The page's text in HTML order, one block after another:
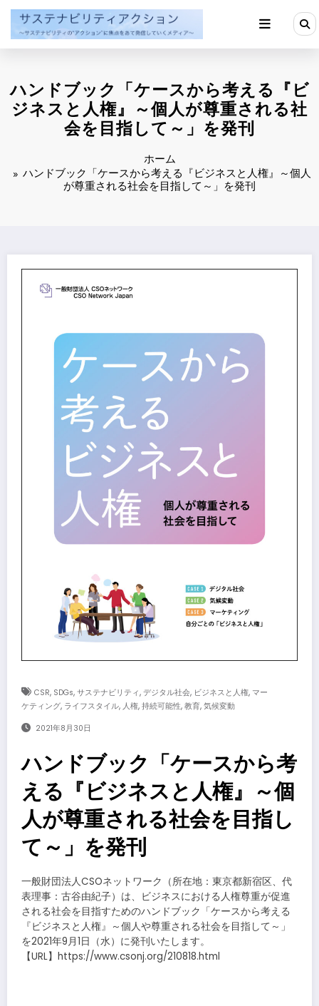
ン
ハンドブック「ケースから考える『ビ
ジネスと人権』～個人が尊重される社
会を目指して～」を発刊
ホーム
ハンドブック「ケースから考える『ビジネスと人権』～個人
が尊重される社会を目指して～」を発刊
CSR, SDGs, サステナビリティ, デジタル社会, ビジネスと人権, マー
ケティング, ライフスタイル, 人権, 持続可能性, 教育, 気候変動
2021年8月30日
ハンドブック「ケースから考
える『ビジネスと人権』～個
人が尊重される社会を目指し
て～」を発刊
一般財団法人CSOネットワーク（所在地：東京都新宿区、代
表理事：古谷由紀子）は、ビジネスにおける人権尊重が促進
される社会を目指すためのハンドブック「ケースから考える
『ビジネスと人権』～個人や尊重される社会を目指して～」
を2021年9月1日（水）に発刊いたします。
【URL】https://www.csonj.org/210818.html